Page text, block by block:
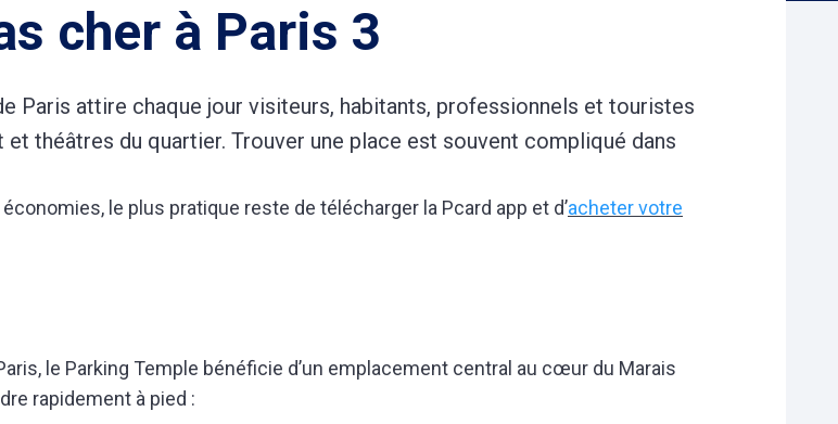
cher à Paris 3
Paris attire chaque jour visiteurs, habitants, professionnels et touristes
théâtres du quartier. Trouver une place est souvent compliqué dans
le plus pratique reste de télécharger la Pcard app et d’acheter votre
le Parking Temple bénéficie d’un emplacement central au cœur du Marais
rapidement à pied :